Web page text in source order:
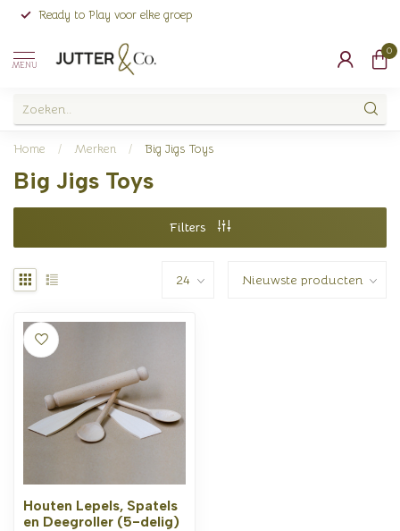
Ready to Play voor elke groep
MENU
0
Home / Merken / Big Jigs Toys
Big Jigs Toys
Filters
Houten Lepels, Spatels
en Deegroller (5-delig)